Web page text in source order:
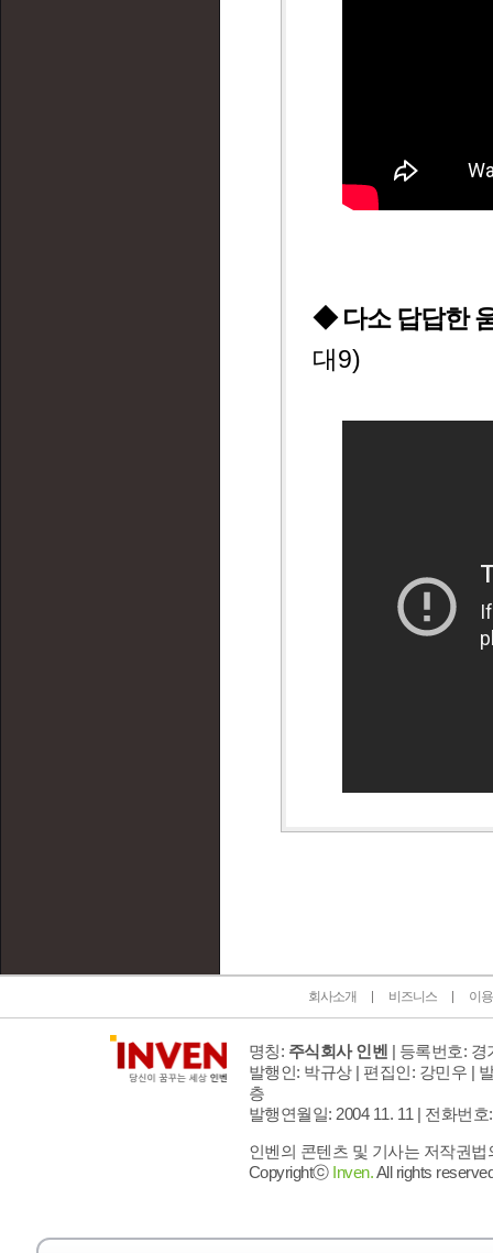
◆ 다소 답답한
대9)
회사소개 비즈니스 이
명칭: 주식회사 인벤 | 등록번호: 경
발행인: 박규상 | 편집인: 강민우 |
층
발행연월일: 2004 11. 11 | 전화번호
인벤의 콘텐츠 및 기사는 저작권
Copyrightⓒ Inven.All rights